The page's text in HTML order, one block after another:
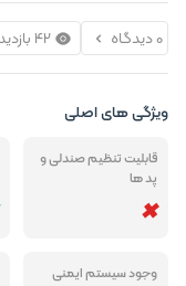
0 دیدگاه 42 بازدید محصول
ویژگی های اصلی
قابلیت تنظیم صندلی و
پد ها
وجود سیستم ایمنی